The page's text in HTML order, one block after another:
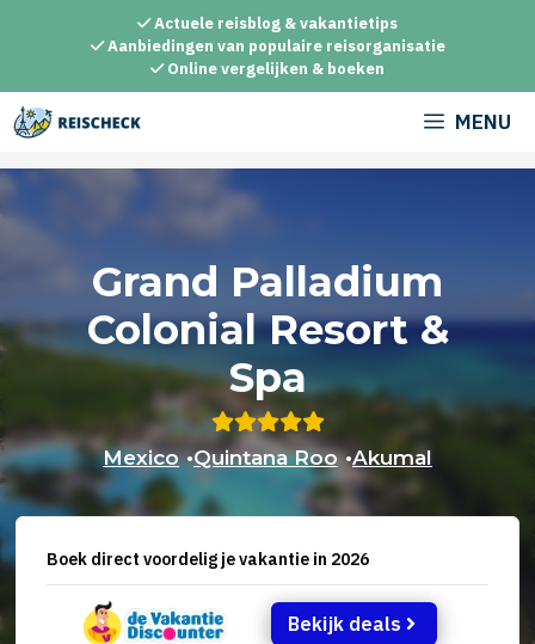
inhoud
Actuele reisblog & vakantietips
Aanbiedingen van populaire reisorganisatie
Online vergelijken & boeken
MENU
Grand Palladium
Colonial Resort &
Spa
Mexico •Quintana Roo •Akumal
Boek direct voordelig je vakantie in 2026
Bekijk deals